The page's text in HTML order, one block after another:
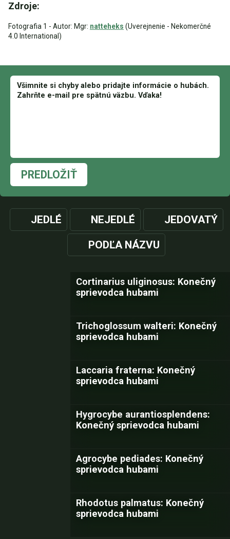
Zdroje:
Fotografia 1 - Autor: Mgr: natteheks (Uverejnenie - Nekomerčné
4.0 International)
PREDLOŽIŤ
JEDLÉ NEJEDLÉ JEDOVATÝ
PODĽA NÁZVU
Cortinarius uliginosus: Konečný
sprievodca hubami
Trichoglossum walteri: Konečný
sprievodca hubami
Laccaria fraterna: Konečný
sprievodca hubami
Hygrocybe aurantiosplendens:
Konečný sprievodca hubami
Agrocybe pediades: Konečný
sprievodca hubami
Rhodotus palmatus: Konečný
sprievodca hubami